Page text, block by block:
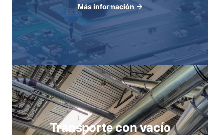
Más información
Transporte con vacío